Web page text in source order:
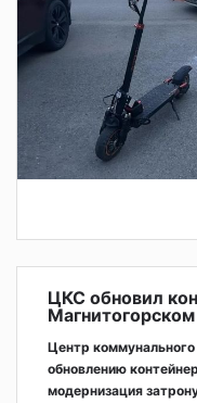
ЦКС обновил
Центр
обновлению
модернизация